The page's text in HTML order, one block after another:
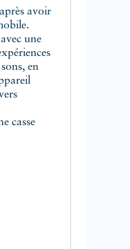
avoir
une
en
casse